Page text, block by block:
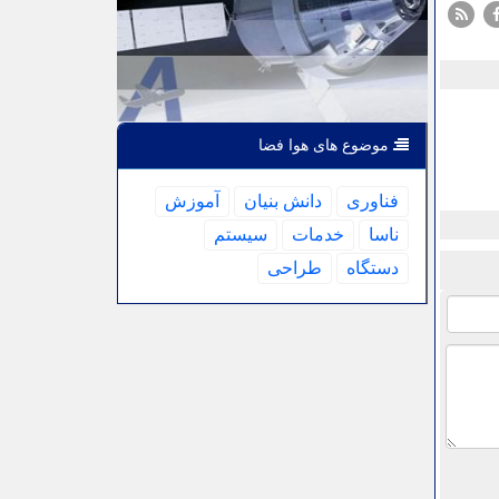
موضوع های هوا فضا
فناوری دانش بنیان
آموزش
ناسا
خدمات
سیستم
دستگاه
طراحی